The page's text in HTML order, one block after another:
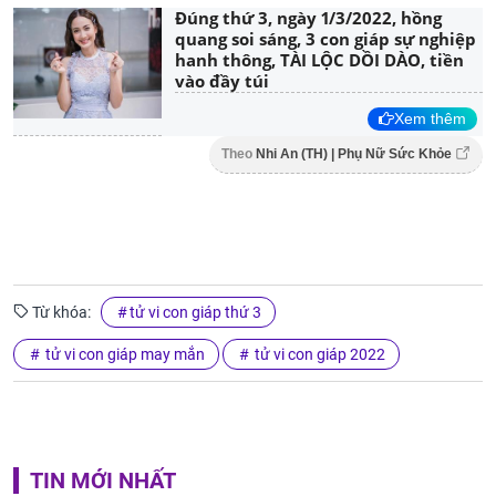
Đúng thứ 3, ngày 1/3/2022, hồng
quang soi sáng, 3 con giáp sự nghiệp
hanh thông, TÀI LỘC DỒI DÀO, tiền
vào đầy túi
Xem thêm
Theo Nhi An (TH) | Phụ Nữ Sức Khỏe
Từ khóa: tử vi con giáp thứ 3
tử vi con giáp may mắn tử vi con giáp 2022
TIN MỚI NHẤT